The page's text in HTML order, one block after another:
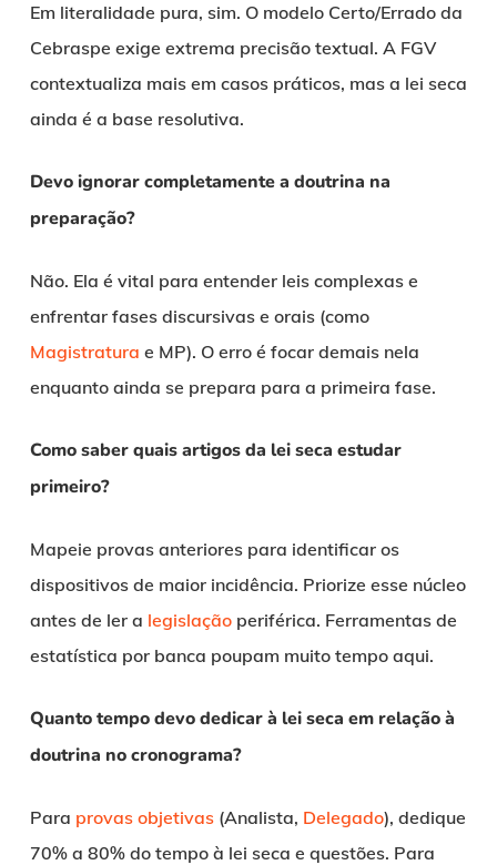
Em literalidade pura, sim. O modelo Certo/Errado da
Cebraspe exige extrema precisão textual. A FGV
contextualiza mais em casos práticos, mas a lei seca
ainda é a base resolutiva.
Devo ignorar completamente a doutrina na
preparação?
Não. Ela é vital para entender leis complexas e
enfrentar fases discursivas e orais (como
Magistratura e MP). O erro é focar demais nela
enquanto ainda se prepara para a primeira fase.
Como saber quais artigos da lei seca estudar
primeiro?
Mapeie provas anteriores para identificar os
dispositivos de maior incidência. Priorize esse núcleo
antes de ler a legislaçãoperiférica. Ferramentas de
estatística por banca poupam muito tempo aqui.
Quanto tempo devo dedicar à lei seca em relação à
doutrina no cronograma?
Para provas objetivas(Analista, Delegado), dedique
70% a 80% do tempo à lei seca e questões. Para